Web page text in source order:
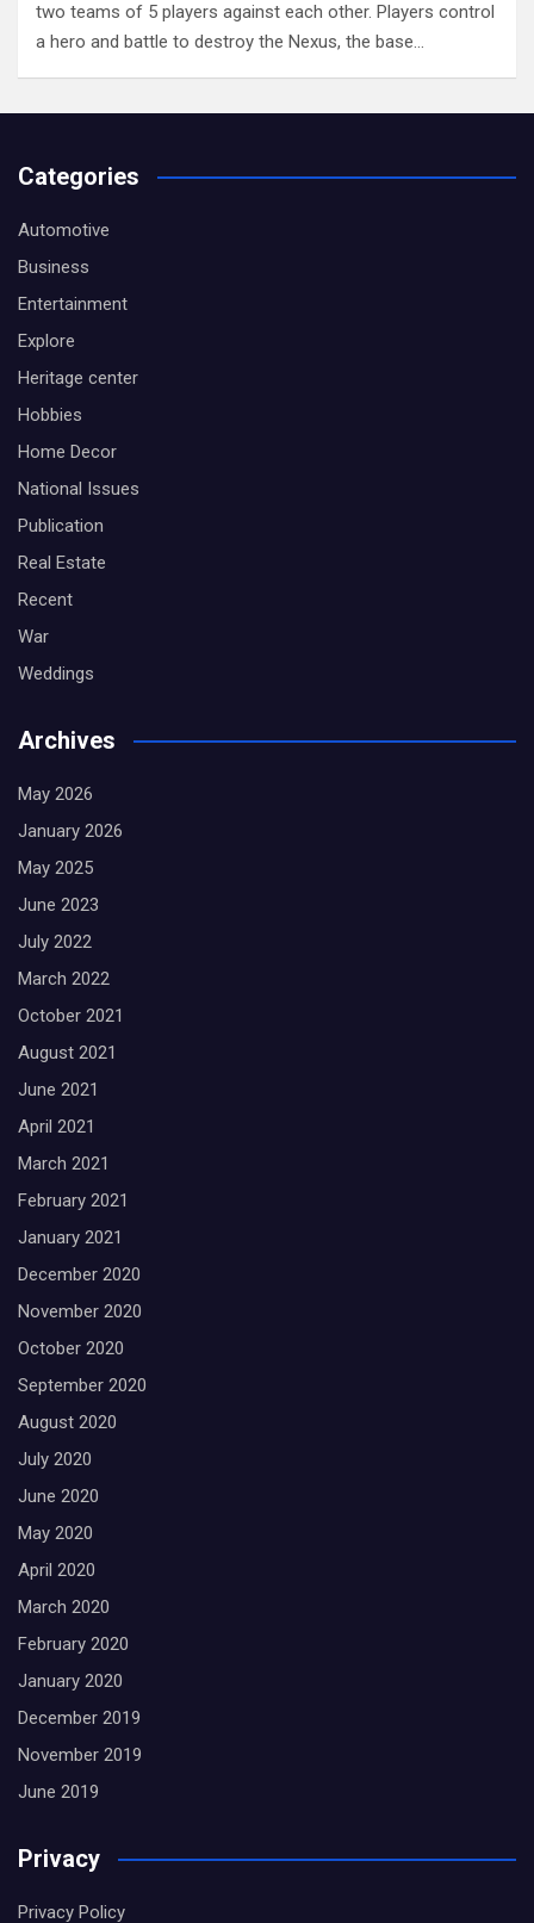
two teams of 5 players against each other. Players control
a hero and battle to destroy the Nexus, the base…
Categories
Automotive
Business
Entertainment
Explore
Heritage center
Hobbies
Home Decor
National Issues
Publication
Real Estate
Recent
War
Weddings
Archives
May 2026
January 2026
May 2025
June 2023
July 2022
March 2022
October 2021
August 2021
June 2021
April 2021
March 2021
February 2021
January 2021
December 2020
November 2020
October 2020
September 2020
August 2020
July 2020
June 2020
May 2020
April 2020
March 2020
February 2020
January 2020
December 2019
November 2019
June 2019
Privacy
Privacy Policy